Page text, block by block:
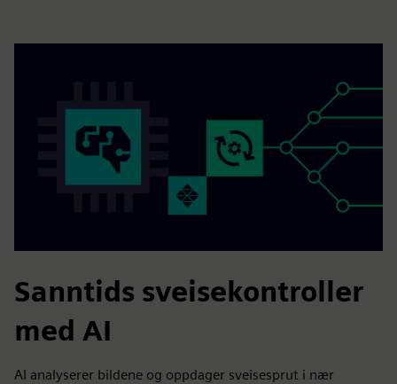
Sanntids sveisekontroller
med AI
AI analyserer bildene og oppdager sveisesprut i nær